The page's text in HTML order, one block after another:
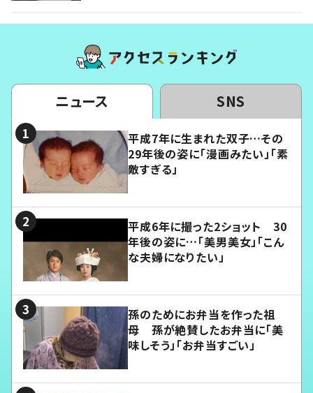
ニュース SNS
平成7年に生まれた双子…その
29年後の姿に「漫画みたい」「素
敵すぎる」
平成6年に撮った2ショット 30
年後の姿に…「美男美女」「こん
な夫婦になりたい」
孫のためにお弁当を作った祖
母 孫が絶賛したお弁当に「美
味しそう」「お弁当すごい」